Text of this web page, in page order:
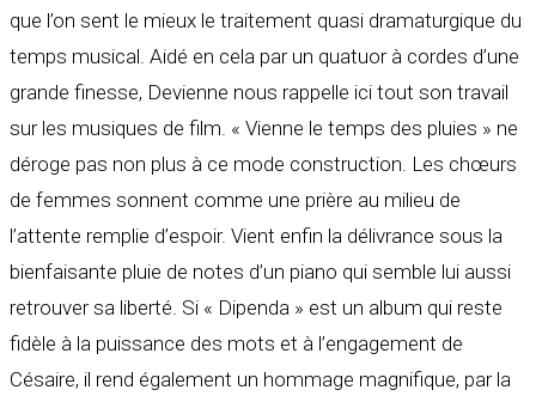
que l’on sent le mieux le traitement quasi dramaturgique du
temps musical. Aidé en cela par un quatuor à cordes d’une
grande finesse, Devienne nous rappelle ici tout son travail
sur les musiques de film. « Vienne le temps des pluies » ne
déroge pas non plus à ce mode construction. Les chœurs
de femmes sonnent comme une prière au milieu de
l’attente remplie d’espoir. Vient enfin la délivrance sous la
bienfaisante pluie de notes d’un piano qui semble lui aussi
retrouver sa liberté. Si « Dipenda » est un album qui reste
fidèle à la puissance des mots et à l’engagement de
Césaire, il rend également un hommage magnifique, par la